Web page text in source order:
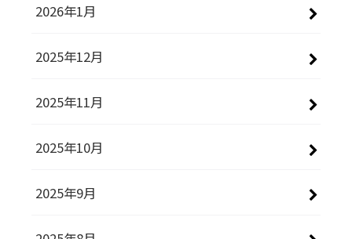
2026年1月
2025年12月
2025年11月
2025年10月
2025年9月